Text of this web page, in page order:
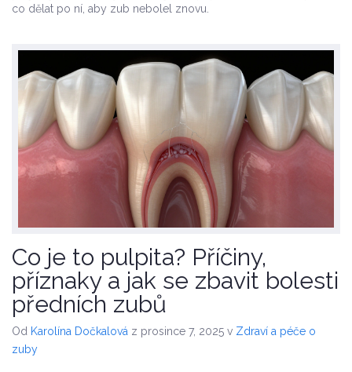
co dělat po ní, aby zub nebolel znovu.
Co je to pulpita? Příčiny,
příznaky a jak se zbavit bolesti
předních zubů
Od Karolína Dočkalová z prosince 7, 2025 v Zdraví a péče o
zuby